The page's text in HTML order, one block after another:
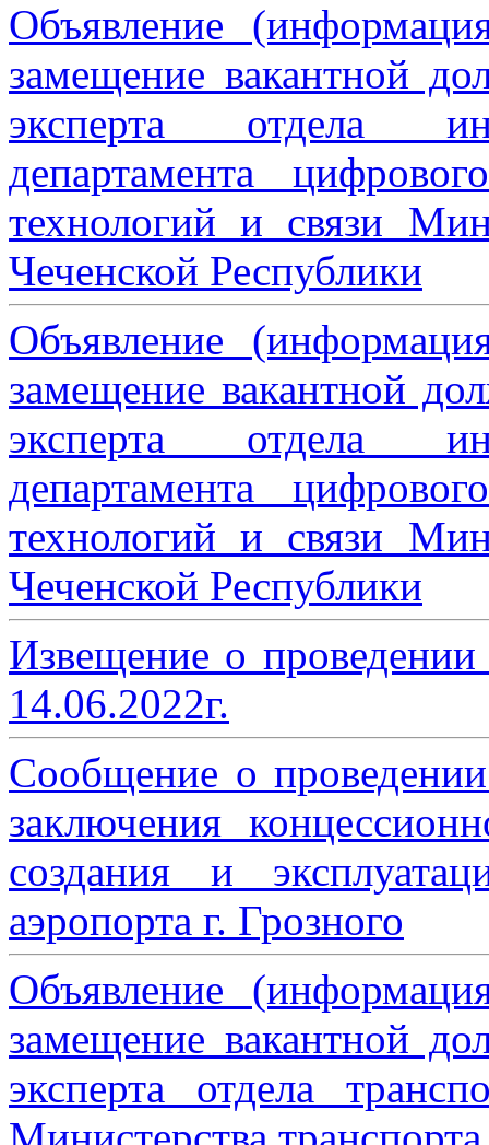
Объявление
замещение вакантной
эксперта отдела
департамента
технологий и связи
Чеченской Республики
Объявление
замещение вакантной
эксперта отдела
департамента
технологий и связи
Чеченской Республики
Извещение о
14.06.2022г.
Сообщение о
заключения
создания и
аэропорта г. Грозного
Объявление
замещение вакантной
эксперта отдела